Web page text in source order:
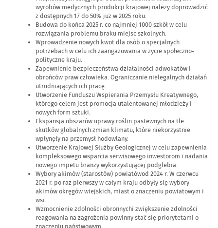
wyrobów medycznych produkcji krajowej należy doprowadzić
z dostępnych 17 do 50% już w 2025 roku.
Budowa do końca 2025 r. co najmniej 1000 szkół w celu
rozwiązania problemu braku miejsc szkolnych.
Wprowadzenie nowych kwot dla osób o specjalnych
potrzebach w celu ich zaangażowania w życie społeczno-
polityczne kraju.
Zapewnienie bezpieczeństwa działalności adwokatów i
obrońców praw człowieka. Ograniczanie nielegalnych działań
utrudniających ich pracę.
Utworzenie Funduszu Wspierania Przemysłu Kreatywnego,
którego celem jest promocja utalentowanej młodzieży i
nowych form sztuki.
Ekspansja obszarów uprawy roślin pastewnych na tle
skutków globalnych zmian klimatu, które niekorzystnie
wpłynęły na przemysł hodowlany.
Utworzenie Krajowej Służby Geologicznej w celu zapewnienia
kompleksowego wsparcia serwisowego inwestorom i nadania
nowego impetu branży wykorzystującej podglebia.
Wybory akimów (starostów) powiatówod 2024 r. W czerwcu
2021 r. po raz pierwszy w całym kraju odbyły się wybory
akimów okręgów wiejskich, miast o znaczeniu powiatowym i
wsi.
Wzmocnienie zdolności obronnychi zwiększenie zdolności
reagowania na zagrożenia powinny stać się priorytetami o